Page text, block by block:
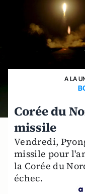
A LA
Corée du
missile
Vendredi,
missile pour
la Corée du
échec.